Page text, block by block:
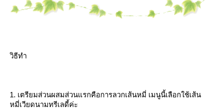
วิธีทำ
1. เตรียมส่วนผสมส่วนแรกคือการลวกเส้นหมี่ เมนูนี้เลือกใช้เส้น
หมี่เวียดนามทรีเลดี้ค่ะ